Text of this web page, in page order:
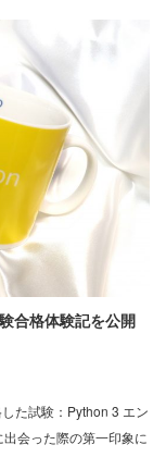
合格体験記を公開
た試験：Python 3 エン
会った際の第一印象に